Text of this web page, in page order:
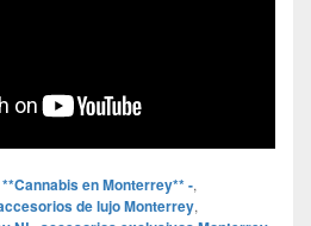
**Cannabis en Monterrey** -,
de lujo Monterrey,